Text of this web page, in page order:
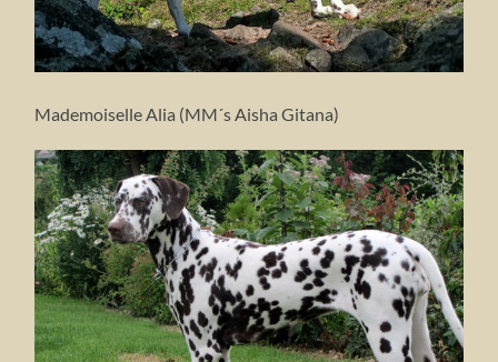
Mademoiselle Alia (MM´s Aisha Gitana)